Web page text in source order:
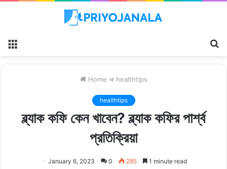
Home ⇒ healthtips
healthtips
ব্ল্যাক কফি কেন খাবেন? ব্ল্যাক কফির পার্শ্ব
প্রতিক্রিয়া
January 6, 2023 0 285 1 minute read